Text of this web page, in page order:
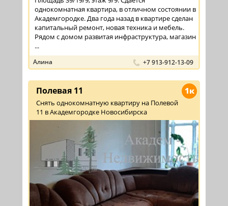
однокомнатная квартира, в отличном состоянии в
Академгородке. Два года назад в квартире сделан
капитальный ремонт, новая техника и мебель.
Рядом с домом развитая инфраструктура, магазин
...
Алина +7 913-912-13-09
1к
Полевая 11
Снять однокомнатную квартиру на Полевой
11 в Академгородке Новосибирска